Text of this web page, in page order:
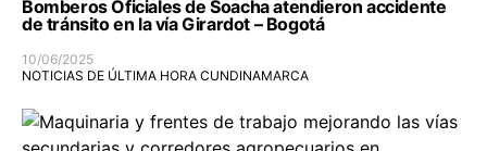
Bomberos Oficiales de Soacha atendieron accidente
de tránsito en la vía Girardot – Bogotá
10/06/2025
NOTICIAS DE ÚLTIMA HORA CUNDINAMARCA